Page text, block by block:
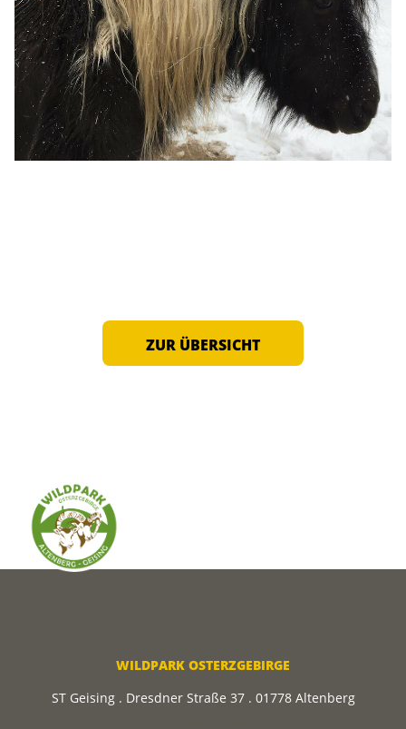
ZUR ÜBERSICHT
WILDPARK OSTERZGEBIRGE
ST Geising . Dresdner Straße 37 . 01778 Altenberg